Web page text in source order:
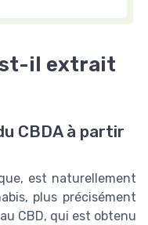
il extrait
CBDA à partir
est naturellement
plus précisément
CBD, qui est obtenu